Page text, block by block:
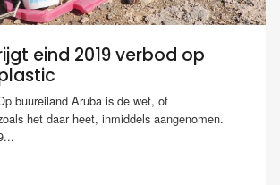
eind 2019 verbod op
buureiland Aruba is de wet, of
het daar heet, inmiddels aangenomen.